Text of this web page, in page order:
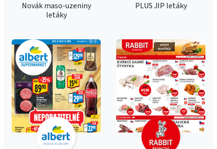
Novák maso-uzeniny
letáky
PLUS JIP letáky